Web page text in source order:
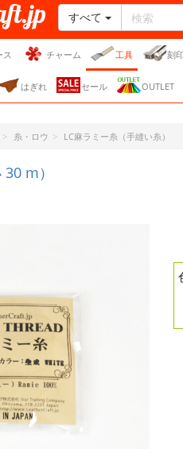
ト・
すべて
ス チャーム 工具 刻印
はぎれ セール OUTLET
糸・ロウ LC麻ラミー糸（手縫い糸）
m）